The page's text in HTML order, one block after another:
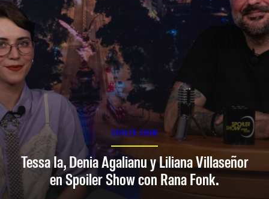
SPOILER SHOW
Tessa Ia, Denia Agalianu y Liliana Villaseñor
en Spoiler Show con Rana Fonk.